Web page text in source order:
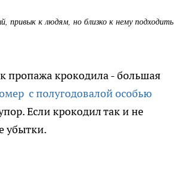
привык к людям, но близко к нему подходить
пропажа крокодила - большая
с полугодовалой особью
Если крокодил так и не
убытки.